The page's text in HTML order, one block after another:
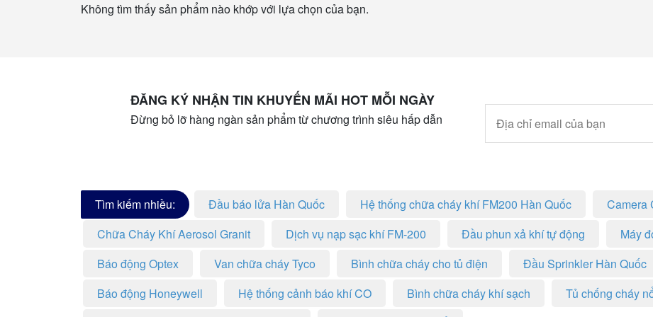
Không tìm thấy sản phẩm nào khớp với lựa chọn của bạn.
ĐĂNG KÝ NHẬN TIN KHUYẾN MÃI HOT MỖI NGÀY
Đừng bỏ lỡ hàng ngàn sản phẩm từ chương trình siêu hấp dẫn
Tìm kiếm nhiều: Đầu báo lửa Hàn Quốc Hệ thống chữa cháy khí FM200 Hàn Quốc
Camera
Chữa Cháy Khí Aerosol Granit
Dịch vụ nạp sạc khí FM-200 Đầu phun xả khí tự động
Máy
Báo động Optex
Van chữa cháy Tyco Bình chữa cháy cho tủ điện Đầu Sprinkler Hàn Quốc
Báo động Honeywell
Hệ thống cảnh báo khí CO Bình chữa cháy khí sạch
Tủ chống cháy